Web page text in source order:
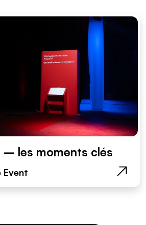
les moments clés
Event